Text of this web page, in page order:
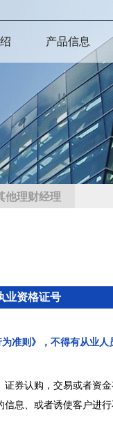
产品信息
他理财经理
业资格证号
准则》，不得有从业
券认购，交易或者资
息、或者诱使客户进